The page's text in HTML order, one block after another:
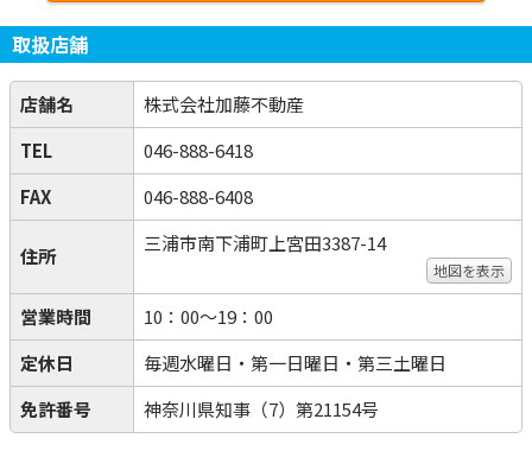
取扱店舗
店舗名
株式会社加藤不動産
TEL
046-888-6418
FAX
046-888-6408
住所
三浦市南下浦町上宮田3387-14
地図を表示
営業時間
10：00～19：00
定休日
毎週水曜日・第一日曜日・第三土曜日
免許番号
神奈川県知事（7）第21154号